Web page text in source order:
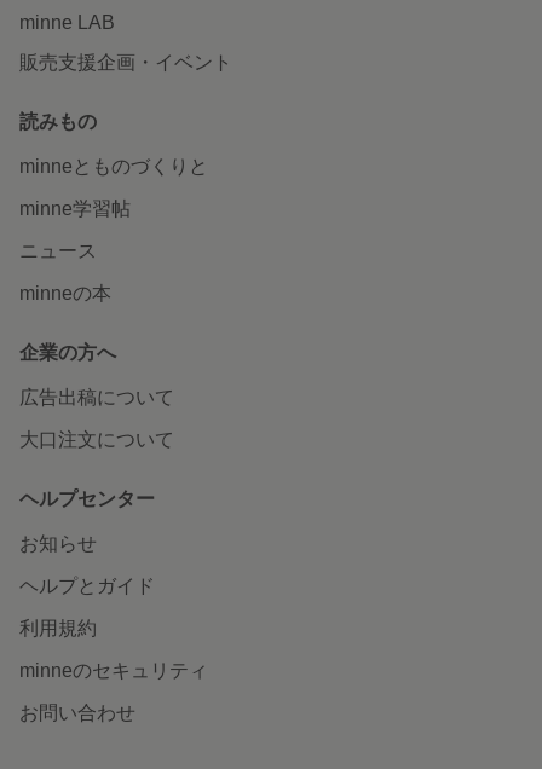
minne LAB
販売支援企画・イベント
読みもの
minneとものづくりと
minne学習帖
ニュース
minneの本
企業の方へ
広告出稿について
大口注文について
ヘルプセンター
お知らせ
ヘルプとガイド
利用規約
minneのセキュリティ
お問い合わせ